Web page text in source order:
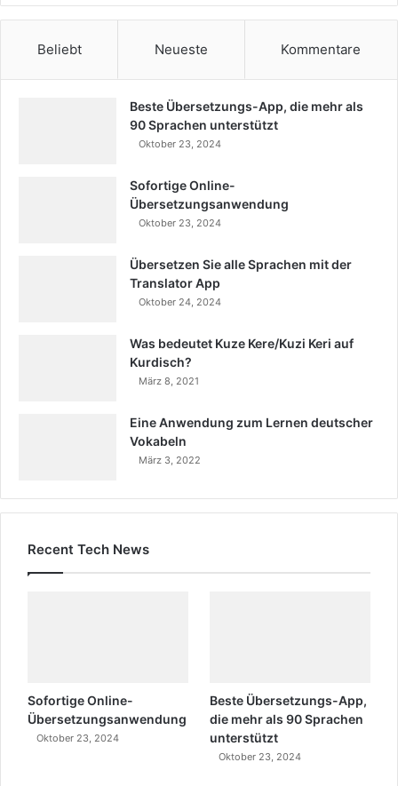
Beliebt Neueste Kommentare
Beste Übersetzungs-App, die mehr als
90 Sprachen unterstützt
Oktober 23, 2024
Sofortige Online-
Übersetzungsanwendung
Oktober 23, 2024
Übersetzen Sie alle Sprachen mit der
Translator App
Oktober 24, 2024
Was bedeutet Kuze Kere/Kuzi Keri auf
Kurdisch?
März 8, 2021
Eine Anwendung zum Lernen deutscher
Vokabeln
März 3, 2022
Recent Tech News
Sofortige Online-
Übersetzungsanwendung
Oktober 23, 2024
Beste Übersetzungs-App,
die mehr als 90 Sprachen
unterstützt
Oktober 23, 2024